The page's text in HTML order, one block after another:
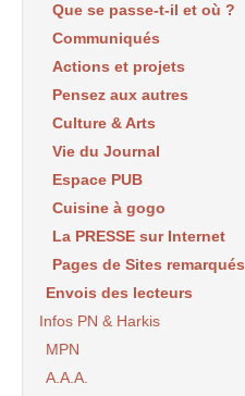
Que se passe-t-il et où ?
Communiqués
Actions et projets
Pensez aux autres
Culture & Arts
Vie du Journal
Espace PUB
Cuisine à gogo
La PRESSE sur Internet
Pages de Sites remarqués
Envois des lecteurs
Infos PN & Harkis
MPN
A.A.A.